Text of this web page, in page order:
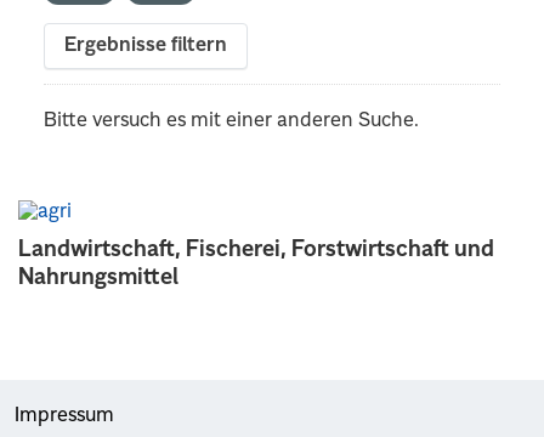
Landwirtschaft, Fischerei, Forstwirtschaft und
Nahrungsmittel
Ergebnisse filtern
Bitte versuch es mit einer anderen Suche.
Impressum